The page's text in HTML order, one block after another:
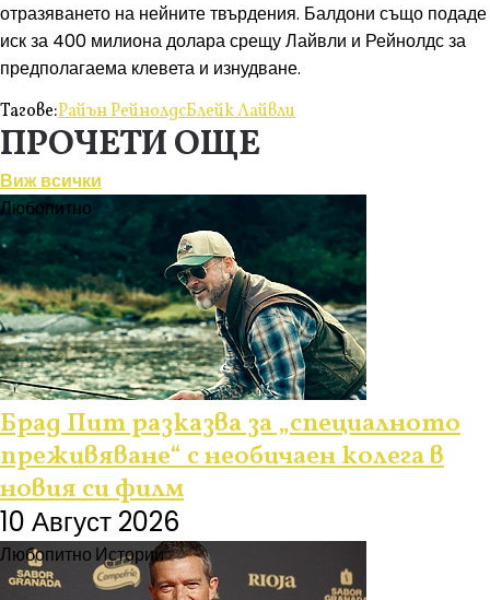
отразяването на нейните твърдения. Балдони също подаде
иск за 400 милиона долара срещу Лайвли и Рейнолдс за
предполагаема клевета и изнудване.
Тагове:Райън РейнолдсБлейк Лайвли
ПРОЧЕТИ ОЩЕ
Виж всички
Любопитно
Брад Пит разказва за „специалното
преживяване“ с необичаен колега в
новия си филм
10 Август 2026
Любопитно Истории